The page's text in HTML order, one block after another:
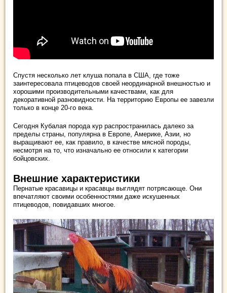
Спустя несколько лет клуша попала в США, где тоже
заинтересовала птицеводов своей неординарной внешностью и
хорошими производительными качествами, как для
декоративной разновидности. На территорию Европы ее завезли
только в конце 20-го века.
Сегодня Кубалая порода кур распространилась далеко за
пределы страны, популярна в Европе, Америке, Азии, но
выращивают ее, как правило, в качестве мясной породы,
несмотря на то, что изначально ее относили к категории
бойцовских.
Внешние характеристики
Пернатые красавицы и красавцы выглядят потрясающе. Они
впечатляют своими особенностями даже искушенных
птицеводов, повидавших многое.